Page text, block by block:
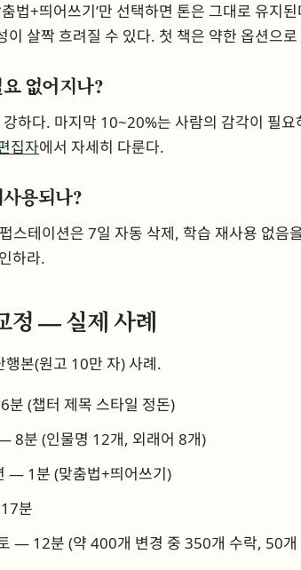
법+띄어쓰기’만 선택하면 톤은 그대로 유지
이 살짝 흐려질 수 있다. 첫 책은 약한 옵션으
없어지나?
강하다. 마지막 10~20%는 사람의 감각이 필
집자에서 자세히 다룬다.
용되나?
스테이션은 7일 자동 삭제, 학습 재사용 없음
하라.
정 — 실제 사례
본(원고 10만 자) 사례.
(챕터 제목 스타일 정돈)
8분 (인물명 12개, 외래어 8개)
— 1분 (맞춤법+띄어쓰기)
분
— 12분 (약 400개 변경 중 350개 수락, 50개